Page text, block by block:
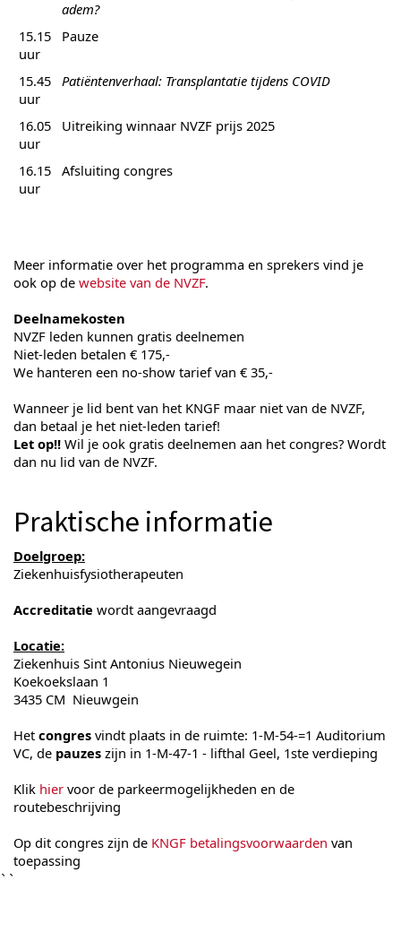
adem?
15.15
uur
Pauze
15.45
uur
Patiëntenverhaal: Transplantatie tijdens COVID
16.05
uur
Uitreiking winnaar NVZF prijs 2025
16.15
uur
Afsluiting congres
Meer informatie over het programma en sprekers vind je
ook op de website van de NVZF.
Deelnamekosten
NVZF leden kunnen gratis deelnemen
Niet-leden betalen € 175,-
We hanteren een no-show tarief van € 35,-
Wanneer je lid bent van het KNGF maar niet van de NVZF,
dan betaal je het niet-leden tarief!
Let op!! Wil je ook gratis deelnemen aan het congres? Wordt
dan nu lid van de NVZF.
Praktische informatie
Doelgroep:
Ziekenhuisfysiotherapeuten
Accreditatie wordt aangevraagd
Locatie:
Ziekenhuis Sint Antonius Nieuwegein
Koekoekslaan 1
3435 CM Nieuwgein
Het congres vindt plaats in de ruimte: 1-M-54-=1 Auditorium
VC, de pauzes zijn in 1-M-47-1 - lifthal Geel, 1ste verdieping
Klik hier voor de parkeermogelijkheden en de
routebeschrijving
Op dit congres zijn de KNGF betalingsvoorwaarden van
toepassing
``